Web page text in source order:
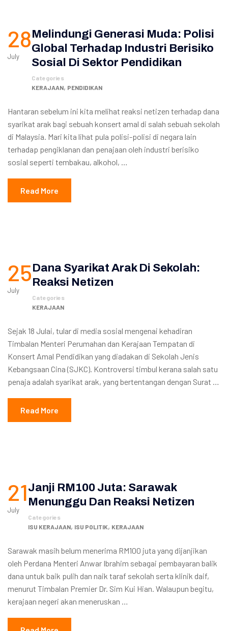
28
July
Melindungi Generasi Muda: Polisi
Global Terhadap Industri Berisiko
Sosial Di Sektor Pendidikan
Categories
KERAJAAN, PENDIDIKAN
Hantaran sebelum ini kita melihat reaksi netizen terhadap dana
syarikat arak bagi sebuah konsert amal di salah sebuah sekolah
di Malaysia. Mari kita lihat pula polisi-polisi di negara lain
terhadap pengiklanan dan penajaan oleh industri berisiko
sosial seperti tembakau, alkohol, …
Read More
25
July
Dana Syarikat Arak Di Sekolah:
Reaksi Netizen
Categories
KERAJAAN
Sejak 18 Julai, tular di media sosial mengenai kehadiran
Timbalan Menteri Perumahan dan Kerajaan Tempatan di
Konsert Amal Pendidikan yang diadakan di Sekolah Jenis
Kebangsaan Cina (SJKC). Kontroversi timbul kerana salah satu
penaja adalah syarikat arak, yang bertentangan dengan Surat …
Read More
21
July
Janji RM100 Juta: Sarawak
Menunggu Dan Reaksi Netizen
Categories
ISU KERAJAAN, ISU POLITIK, KERAJAAN
Sarawak masih belum menerima RM100 juta yang dijanjikan
oleh Perdana Menteri Anwar Ibrahim sebagai pembayaran balik
dana untuk baik pulih dan naik taraf sekolah serta klinik daif,
menurut Timbalan Premier Dr. Sim Kui Hian. Walaupun begitu,
kerajaan negeri akan meneruskan …